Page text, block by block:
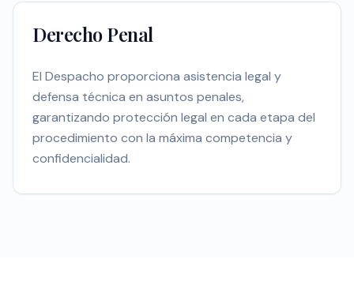
Derecho Penal
El Despacho proporciona asistencia legal y
defensa técnica en asuntos penales,
garantizando protección legal en cada etapa del
procedimiento con la máxima competencia y
confidencialidad.